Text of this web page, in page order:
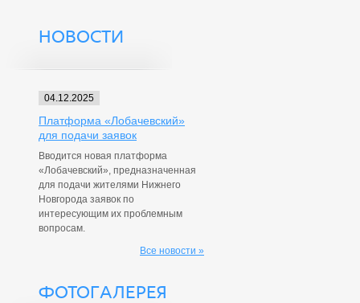
НОВОСТИ
04.12.2025
Платформа «Лобачевский»
для подачи заявок
Вводится новая платформа
«Лобачевский», предназначенная
для подачи жителями Нижнего
Новгорода заявок по
интересующим их проблемным
вопросам.
Все новости »
ФОТОГАЛЕРЕЯ